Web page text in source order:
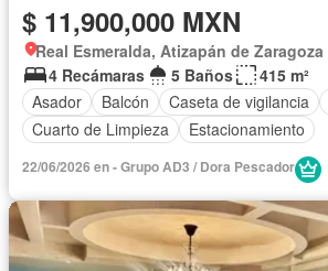
$ 11,900,000 MXN
Real Esmeralda, Atizapán de Zaragoza
4 Recámaras
5 Baños
415 m²
Asador
Balcón Caseta de vigilancia
Cuarto de Limpieza
Estacionamiento
22/06/2026 en - Grupo AD3 / Dora Pescador